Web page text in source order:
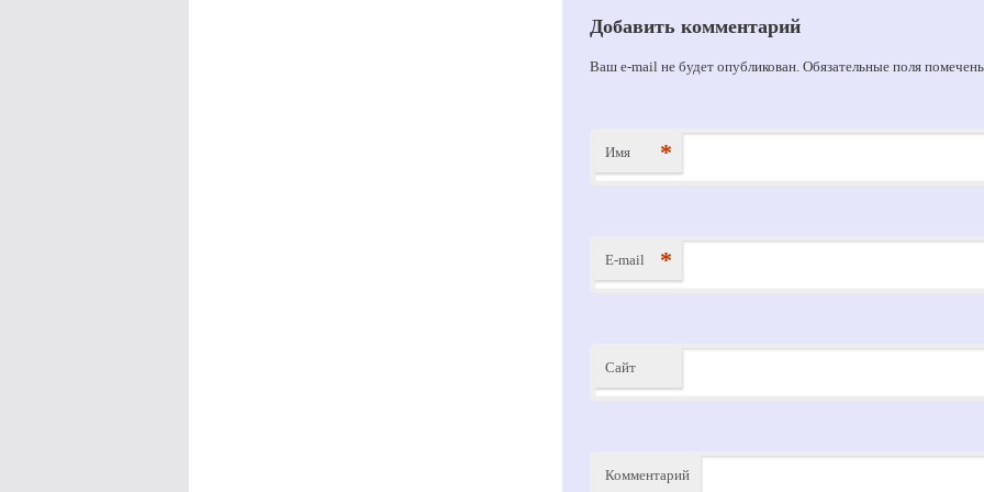
Добавить комментарий
Ваш e-mail не будет опубликован. Обязательные поля
Имя *
E-mail *
Сайт
Комментарий